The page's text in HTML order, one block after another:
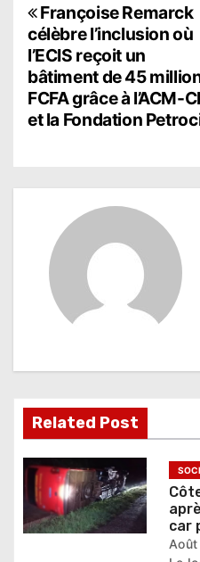
N
a
v
i
a
l
’
a
r
Françoise Remarck
célèbre l’inclusion où
l’ECIS reçoit un
bâtiment de 45
FCFA grâce à l’ACM-CI
et la Fondation
Related Post
car